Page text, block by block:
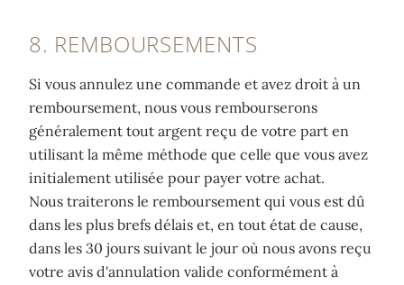
8. REMBOURSEMENTS
Si vous annulez une commande et avez droit à un
remboursement, nous vous rembourserons
généralement tout argent reçu de votre part en
utilisant la même méthode que celle que vous avez
initialement utilisée pour payer votre achat.
Nous traiterons le remboursement qui vous est dû
dans les plus brefs délais et, en tout état de cause,
dans les 30 jours suivant le jour où nous avons reçu
votre avis d'annulation valide conformément à